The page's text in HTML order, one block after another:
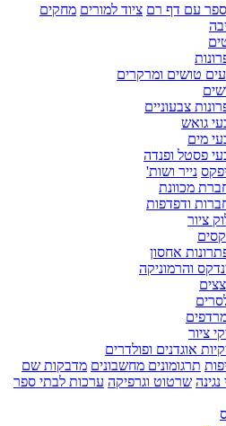
עם דף רם ציוד למורים מחקים
טושים ומרקרים
צבעוניים
גואש
מים
פסטל ופנדה
נייר ושות'
מכוונת
ודפדפות
ציור
אחסון
והרמוניקה
ציור
אוגדנים ופולדרים
תרגומונים מחשבונים מדבקות שם
נגינה שרטוט וגרפיקה ערכות לבתי ספר